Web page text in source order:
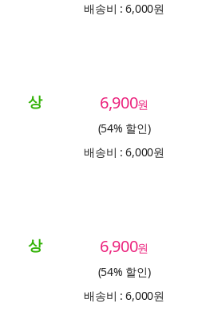
배송비 : 6,000원
상 6,900원
(54% 할인)
배송비 : 6,000원
상 6,900원
(54% 할인)
배송비 : 6,000원